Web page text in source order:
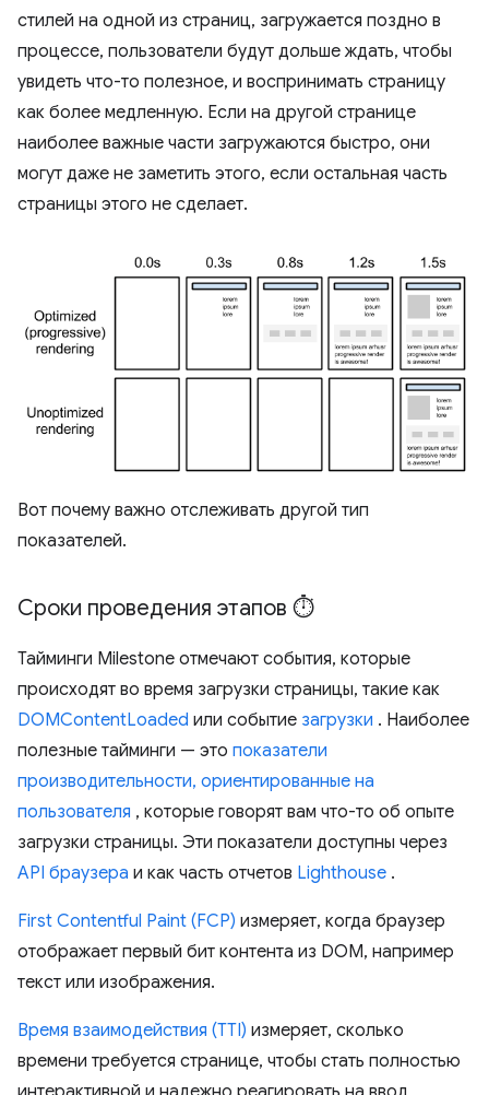
стилей на одной из страниц, загружается поздно в
процессе, пользователи будут дольше ждать, чтобы
увидеть что-то полезное, и воспринимать страницу
как более медленную. Если на другой странице
наиболее важные части загружаются быстро, они
могут даже не заметить этого, если остальная часть
страницы этого не сделает.
Вот почему важно отслеживать другой тип
показателей.
Сроки проведения этапов ⏱️
Тайминги Milestone отмечают события, которые
происходят во время загрузки страницы, такие как
DOMContentLoaded или событие загрузки . Наиболее
полезные тайминги — это показатели
производительности, ориентированные на
пользователя , которые говорят вам что-то об опыте
загрузки страницы. Эти показатели доступны через
API браузера и как часть отчетов Lighthouse .
First Contentful Paint (FCP) измеряет, когда браузер
отображает первый бит контента из DOM, например
текст или изображения.
Время взаимодействия (TTI) измеряет, сколько
времени требуется странице, чтобы стать полностью